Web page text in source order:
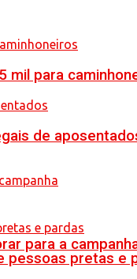
para a
mil para
de
pessoas pretas e